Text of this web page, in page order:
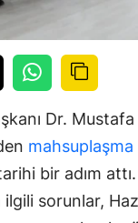
Dr.
mahsuplaşma
bir adım
ilgili sorunlar,